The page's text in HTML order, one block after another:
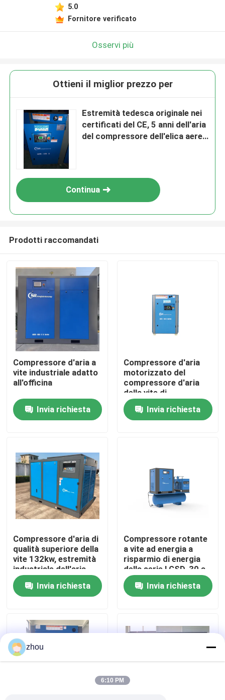
Casa
Video
Circa noi
Giro della fabbrica
Controllo di qualità
Contattici
Notizie
Casi
5.0
Fornitore verificato
Osservi più
Ottieni il miglior prezzo per
Estremità tedesca originale nei
certificati del CE, 5 anni dell'aria
del compressore dell'elica aerea
Continua
Prodotti raccomandati
Compressore d'aria a
vite industriale adatto
all'officina
Invia richiesta
Compressore d'aria
motorizzato del
compressore d'aria
della vite di
Rotorcomp per olio
lubrificatoInvia richiesta
Compressore d'aria di
qualità superiore della
vite 132kw, estremità
industriale dell'aria
della vite di
RotorcompInvia richiesta
Compressore rotante
a vite ad energia a
risparmio di energia
della serie LGSD-30 a
controllo intelligente
Invia richiesta
zhou
6:10 PM